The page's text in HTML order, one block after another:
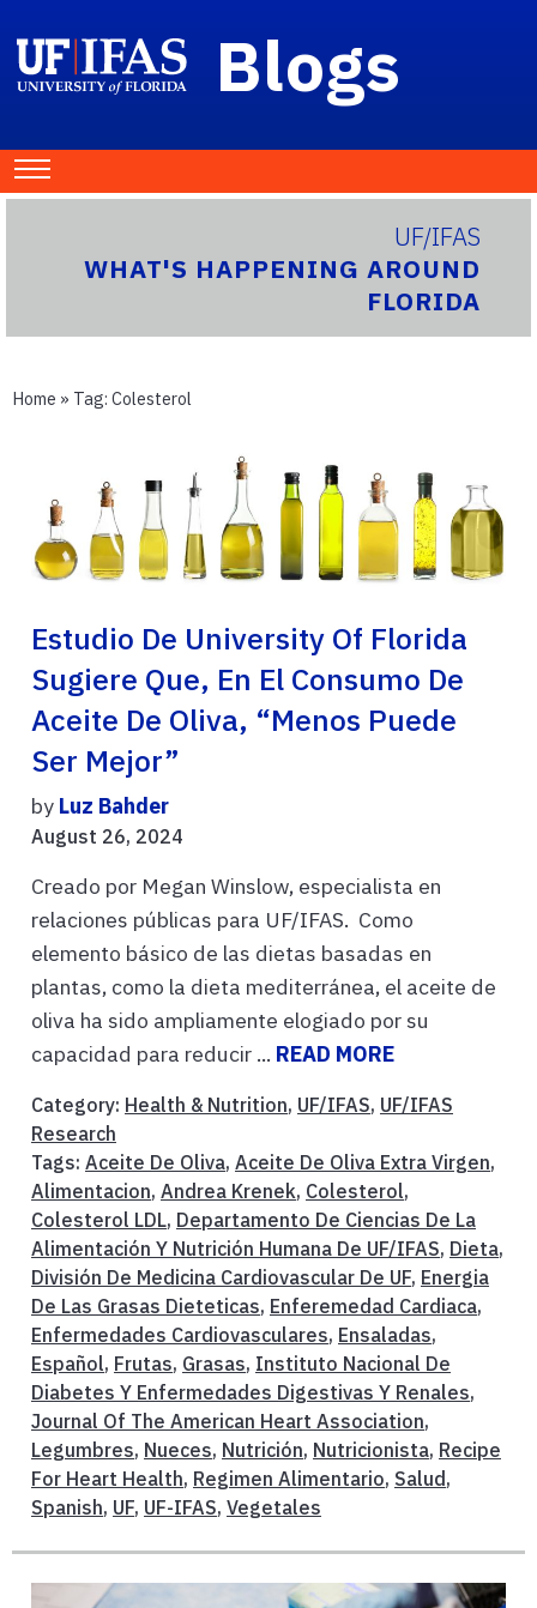
Blogs
UF/IFAS
WHAT'S HAPPENING AROUND
FLORIDA
Home » Tag: Colesterol
Estudio De University Of Florida
Sugiere Que, En El Consumo De
Aceite De Oliva, “menos Puede
Ser Mejor”
by Luz Bahder
August 26, 2024
Creado por Megan Winslow, especialista en
relaciones públicas para UF/IFAS. Como
elemento básico de las dietas basadas en
plantas, como la dieta mediterránea, el aceite de
oliva ha sido ampliamente elogiado por su
capacidad para reducir ... READ MORE
Category: Health & Nutrition, UF/IFAS, UF/IFAS
Research
Tags: Aceite De Oliva, Aceite De Oliva Extra Virgen,
Alimentacion, Andrea Krenek, Colesterol,
Colesterol LDL, Departamento De Ciencias De La
Alimentación Y Nutrición Humana De UF/IFAS, Dieta,
División De Medicina Cardiovascular De UF, Energia
De Las Grasas Dieteticas, Enferemedad Cardiaca,
Enfermedades Cardiovasculares, Ensaladas,
Español, Frutas, Grasas, Instituto Nacional De
Diabetes Y Enfermedades Digestivas Y Renales,
Journal Of The American Heart Association,
Legumbres, Nueces, Nutrición, Nutricionista, Recipe
For Heart Health, Regimen Alimentario, Salud ,
Spanish, UF, UF-IFAS, Vegetales